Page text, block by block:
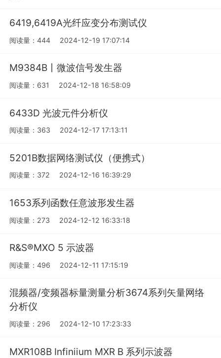
6419,6419A光纤应变分布测试仪
阅读量：444 2024-12-19 17:07:14
M9384B丨微波信号发生器
阅读量：631 2024-12-18 16:58:09
6433D 光波元件分析仪
阅读量：363 2024-12-17 17:13:11
5201B数据网络测试仪（便携式）
阅读量：372 2024-12-16 16:39:29
1653系列函数任意波形发生器
阅读量：273 2024-12-12 16:33:18
R&S®MXO 5 示波器
阅读量：496 2024-12-11 17:15:19
混频器/变频器标量测量分析3674系列矢量网络
分析仪
阅读量：296 2024-12-10 17:23:33
MXR108B Infiniium MXR B 系列示波器